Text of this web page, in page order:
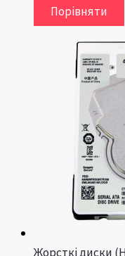
Порівняти
Жорсткі диски